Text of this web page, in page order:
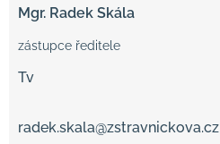
Mgr. Radek Skála
zástupce ředitele
Tv
radek.skala@zstravnickova.cz